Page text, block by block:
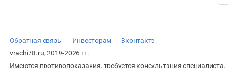
Обратная связь Инвесторам
Вконтакте
vrachi78.ru, 2019-2026 гг.
Имеются противопоказания, требуется консультация